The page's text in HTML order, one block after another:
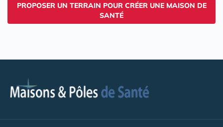
PROPOSER UN TERRAIN POUR CRÉER UNE MAISON DE
SANTÉ